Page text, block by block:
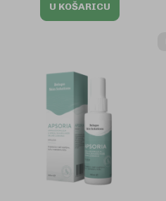
U KOŠARICU